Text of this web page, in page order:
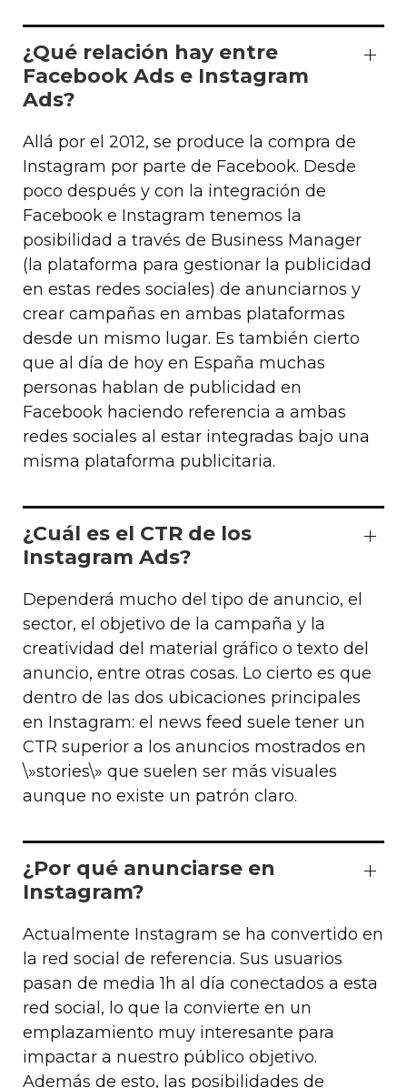
¿Qué relación hay entre
Facebook Ads e Instagram
Ads?
Allá por el 2012, se produce la compra de
Instagram por parte de Facebook. Desde
poco después y con la integración de
Facebook e Instagram tenemos la
posibilidad a través de Business Manager
(la plataforma para gestionar la publicidad
en estas redes sociales) de anunciarnos y
crear campañas en ambas plataformas
desde un mismo lugar. Es también cierto
que al día de hoy en España muchas
personas hablan de publicidad en
Facebook haciendo referencia a ambas
redes sociales al estar integradas bajo una
misma plataforma publicitaria.
¿Cuál es el CTR de los
Instagram Ads?
Dependerá mucho del tipo de anuncio, el
sector, el objetivo de la campaña y la
creatividad del material gráfico o texto del
anuncio, entre otras cosas. Lo cierto es que
dentro de las dos ubicaciones principales
en Instagram: el news feed suele tener un
CTR superior a los anuncios mostrados en
\»stories\» que suelen ser más visuales
aunque no existe un patrón claro.
¿Por qué anunciarse en
Instagram?
Actualmente Instagram se ha convertido en
la red social de referencia. Sus usuarios
pasan de media 1h al día conectados a esta
red social, lo que la convierte en un
emplazamiento muy interesante para
impactar a nuestro público objetivo.
Además de esto, las posibilidades de